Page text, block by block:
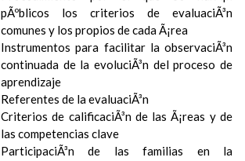
pÃºblicos los criterios de evaluaciÃ³n
comunes y los propios de cada Ã¡rea
Instrumentos para facilitar la observaciÃ³n
continuada de la evoluciÃ³n del proceso de
aprendizaje
Referentes de la evaluaciÃ³n
Criterios de calificaciÃ³n de las Ã¡reas y de
las competencias clave
ParticipaciÃ³n de las familias en la